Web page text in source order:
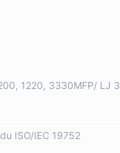
1220, 3330MFP/ LJ
ISO/IEC 19752